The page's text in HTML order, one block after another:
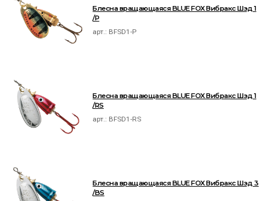
Блесна вращающаяся BLUE FOX Вибракс Шэд 1
/P
арт.: BFSD1-P
Блесна вращающаяся BLUE FOX Вибракс Шэд 1
/RS
арт.: BFSD1-RS
Блесна вращающаяся BLUE FOX Вибракс Шэд 3
/BS